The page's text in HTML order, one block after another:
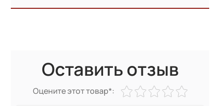
Оставить отзыв
Оцените этот товар*: